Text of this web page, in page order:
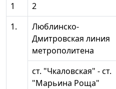
1
2
1.
Люблинско-
Дмитровская линия
метрополитена
ст. "Чкаловская" - ст.
"Марьина Роща"